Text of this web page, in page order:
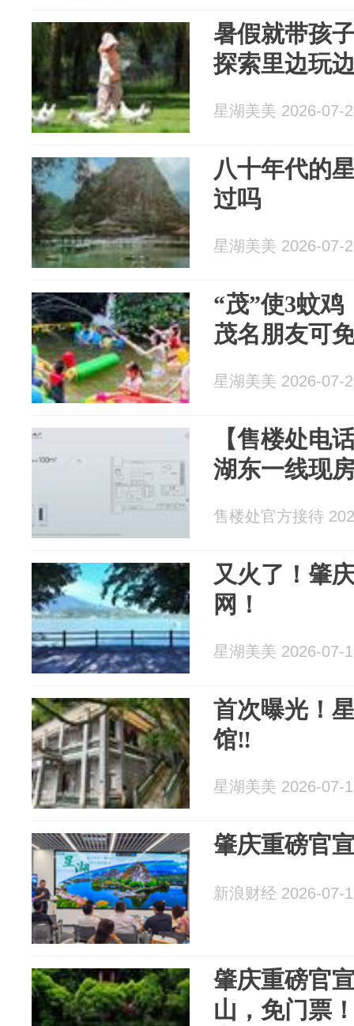
暑假就带孩
探索里边玩
星湖美美 2026-07-
八十年代的
过吗
星湖美美 2026-07-
“茂”使3蚊鸡
茂名朋友可
星湖美美 2026-07-
【售楼处电
湖东一线现
售楼处官方接待
又火了！肇
网！
星湖美美 2026-07-
首次曝光！
馆‼️
星湖美美 2026-07-
肇庆重磅官
新浪财经 2026-07-
肇庆重磅官
山，免门票